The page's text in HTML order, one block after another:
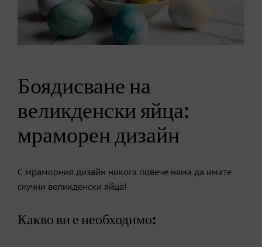
Боядисване на
великденски яйца:
мраморен дизайн
С мраморния дизайн никога повече няма да имате
скучни великденски яйца!
Какво ви е необходимо: